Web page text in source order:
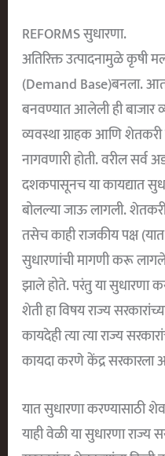
अतिरिक्त उत्पादनामुळे कृषी
(demand Base)बनला.
बनवण्यात आलेली ही बाजार
व्यवस्था ग्राहक आणि शेतकरी
नागवणारी होती. वरील
दशकपासूनच या कायद्यात
बोलल्या जाऊ लागली. शेतकरी
तसेच काही राजकीय पक्ष
सुधारणांची मागणी करू
झाले होते. परंतु या सुधारणा
शेती हा विषय राज्य
कायदेही त्या त्या राज्य
कायदा करणे केंद्र
यात सुधारणा करण्यासाठी
याही वेळी या सुधारणा राज्य